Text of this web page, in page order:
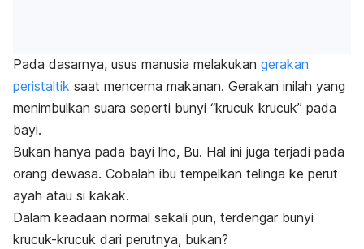
Pada dasarnya, usus manusia melakukan gerakan
peristaltik saat mencerna makanan. Gerakan inilah yang
menimbulkan suara seperti bunyi “krucuk krucuk” pada
bayi.
Bukan hanya pada bayi lho, Bu. Hal ini juga terjadi pada
orang dewasa. Cobalah ibu tempelkan telinga ke perut
ayah atau si kakak.
Dalam keadaan normal sekali pun, terdengar bunyi
krucuk-krucuk dari perutnya, bukan?